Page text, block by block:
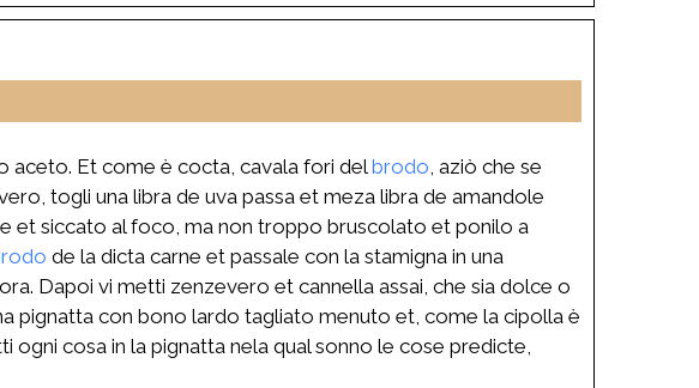
aceto. Et come è cocta, cavala fori delbrodo , aziò che se
togli una libra de uva passa et meza libra de amandole
et siccato al foco, ma non troppo bruscolato et ponilo a
de la dicta carne et passale con la stamigna in una
Dapoi vi metti zenzevero et cannella assai, che sia dolce o
pignatta con bono lardo tagliato menuto et, come la cipolla è
cosa in la pignatta nela qual sonno le cose predicte,